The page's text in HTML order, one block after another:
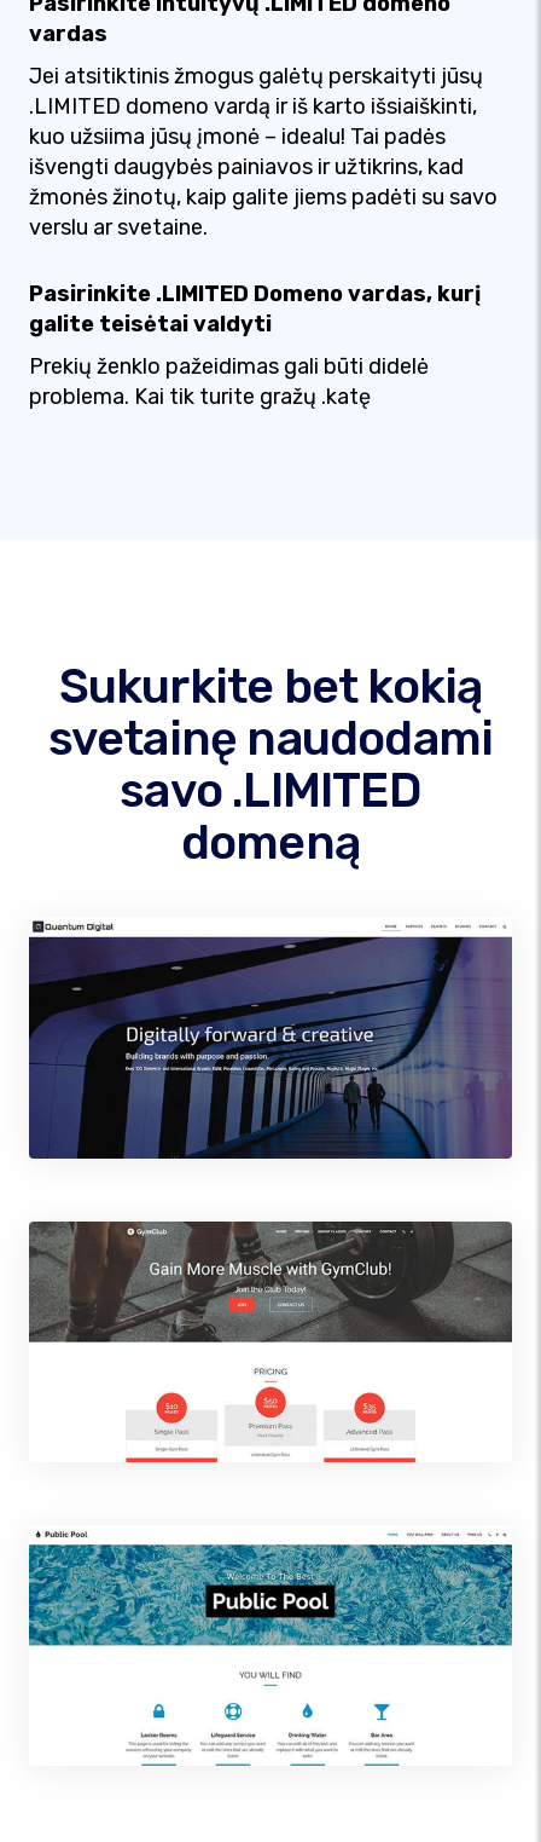
vardas
Jei atsitiktinis žmogus galėtų perskaityti jūsų
.LIMITED domeno vardą ir iš karto išsiaiškinti,
kuo užsiima jūsų įmonė – idealu! Tai padės
išvengti daugybės painiavos ir užtikrins, kad
žmonės žinotų, kaip galite jiems padėti su savo
verslu ar svetaine.
Pasirinkite .LIMITED Domeno vardas, kurį
galite teisėtai valdyti
Prekių ženklo pažeidimas gali būti didelė
problema. Kai tik turite gražų .katę
Sukurkite bet kokią
svetainę naudodami
savo .LIMITED
domeną